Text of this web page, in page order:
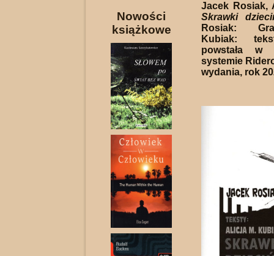
Nowości
książkowe
Jacek Rosiak,
Skrawki
Rosiak:
Kubiak:
powstała w
systemie
wydania, rok